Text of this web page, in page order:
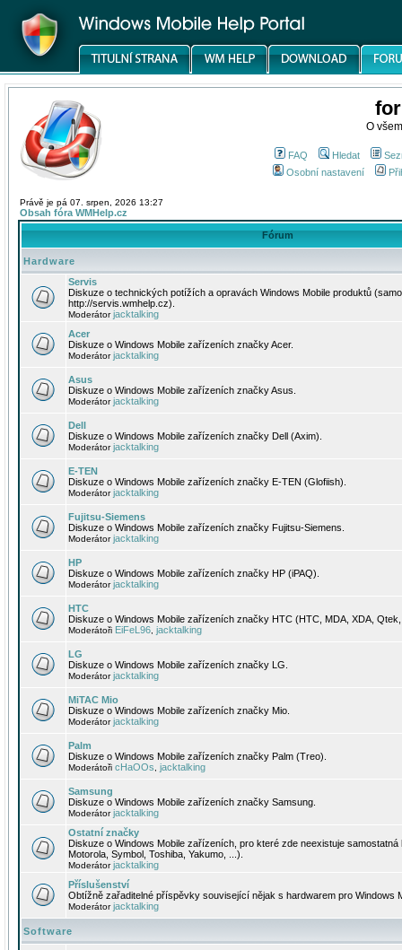
O
FAQ Hledat
Osobní nastavení
Právě je pá 07. srpen, 2026 13:27
Obsah fóra WMHelp.cz
Fórum
Hardware
Servis
Diskuze o technických potížích a opravách Windows Mobile produktů
http://servis.wmhelp.cz).
Moderátorjacktalking
Acer
Diskuze o Windows Mobile zařízeních značky Acer.
Moderátorjacktalking
Asus
Diskuze o Windows Mobile zařízeních značky Asus.
Moderátorjacktalking
Dell
Diskuze o Windows Mobile zařízeních značky Dell (Axim).
Moderátorjacktalking
E-TEN
Diskuze o Windows Mobile zařízeních značky E-TEN (Glofiish).
Moderátorjacktalking
Fujitsu-Siemens
Diskuze o Windows Mobile zařízeních značky Fujitsu-Siemens.
Moderátorjacktalking
HP
Diskuze o Windows Mobile zařízeních značky HP (iPAQ).
Moderátorjacktalking
HTC
Diskuze o Windows Mobile zařízeních značky HTC (HTC, MDA, XDA,
Moderátoři EiFeL96 jacktalking
LG
Diskuze o Windows Mobile zařízeních značky LG.
Moderátorjacktalking
MiTAC Mio
Diskuze o Windows Mobile zařízeních značky Mio.
Moderátorjacktalking
Palm
Diskuze o Windows Mobile zařízeních značky Palm (Treo).
Moderátoři cHaOOs jacktalking
Samsung
Diskuze o Windows Mobile zařízeních značky Samsung.
Moderátorjacktalking
Ostatní značky
Diskuze o Windows Mobile zařízeních, pro které zde neexistuje
Motorola, Symbol, Toshiba, Yakumo, ...).
Moderátorjacktalking
Příslušenství
Obtížně zařaditelné příspěvky související nějak s hardwarem pro Windows
Moderátorjacktalking
Software